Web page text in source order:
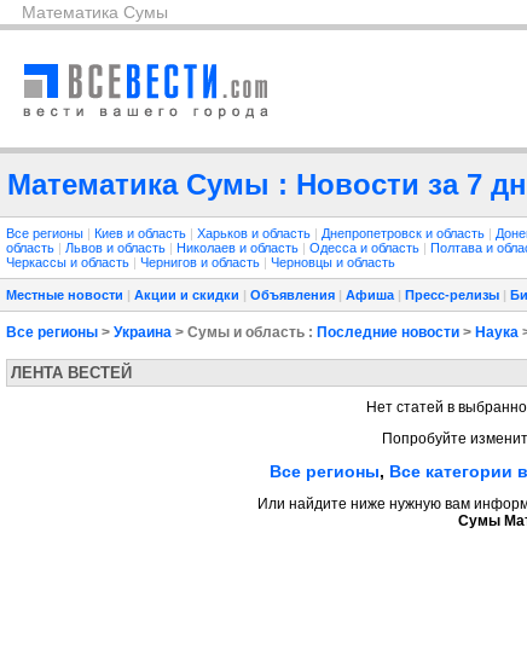
Математика Сумы
Математика Сумы : Новости за 7
Все регионы | Киев и область | Харьков и область | Днепропетровск и область |
область | Львов и область | Николаев и область | Одесса и область | Полтава и
Черкассы и область | Чернигов и область | Черновцы и область
Местные новости | Акции и скидки | Объявления | Афиша | Пресс-релизы |
Все регионы > Украина > Сумы и область : Последние новости > Наука
ЛЕНТА ВЕСТЕЙ
Нет статей в
Попробуйте
Все регионы, Все категории
Или найдите ниже нужную вам
Сумы